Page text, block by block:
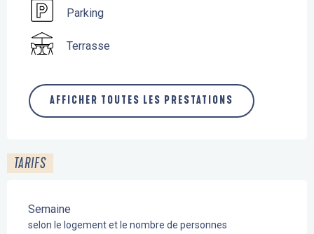
Parking
Terrasse
AFFICHER TOUTES LES PRESTATIONS
TARIFS
Semaine
selon le logement et le nombre de personnes